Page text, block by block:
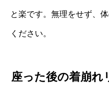
と楽です。無理をせず、
ください。
座った後の着崩れ